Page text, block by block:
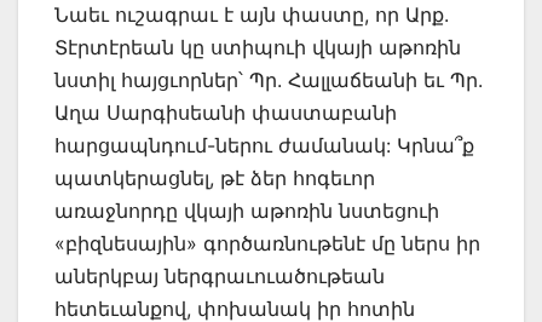
Նաեւ ուշագրաւ է այն փաստը, որ Արք.
Տէրտէրեան կը ստիպուի վկայի աթոռին
նստիլ հայցւորներ՝ Պր. Հալլաճեանի եւ Պր.
Աղա Սարգիսեանի փաստաբանի
հարցապնդում-ներու ժամանակ: Կրնա՞ք
պատկերացնել, թէ ձեր հոգեւոր
առաջնորդը վկայի աթոռին նստեցուի
«բիզնեսային» գործառնութենէ մը ներս իր
աներկբայ ներգրաւուածութեան
հետեւանքով, փոխանակ իր հոտին